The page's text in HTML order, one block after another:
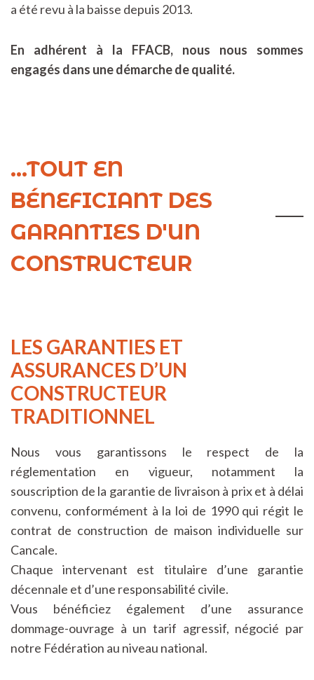
a été revu à la baisse depuis 2013.
En adhérent à la FFACB, nous nous sommes
engagés dans une démarche de qualité.
...TOUT EN
BÉNEFICIANT DES
GARANTIES D'UN
CONSTRUCTEUR
LES GARANTIES ET
ASSURANCES D’UN
CONSTRUCTEUR
TRADITIONNEL
Nous vous garantissons le respect de la
réglementation en vigueur, notamment la
souscription de la garantie de livraison à prix et à délai
convenu, conformément à la loi de 1990 qui régit le
contrat de construction de maison individuelle sur
Cancale.
Chaque intervenant est titulaire d’une garantie
décennale et d’une responsabilité civile.
Vous bénéficiez également d’une assurance
dommage-ouvrage à un tarif agressif, négocié par
notre Fédération au niveau national.